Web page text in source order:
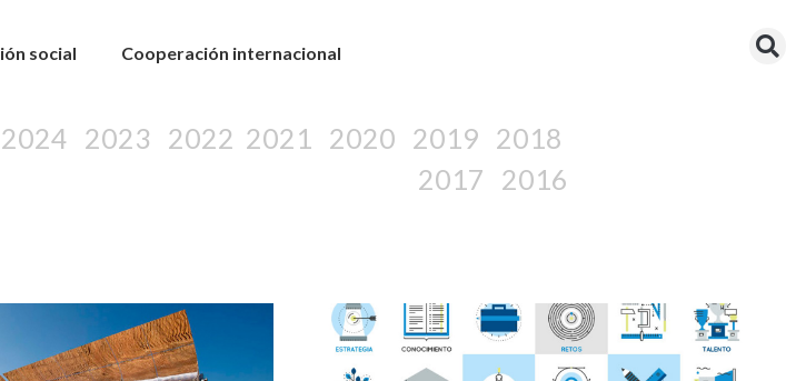
social Cooperación internacional
2024 2023 2022 2021 2020 2019 2018
2017 2016